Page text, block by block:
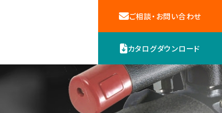
カタログダウンロード
ご相談・お問い合わせ